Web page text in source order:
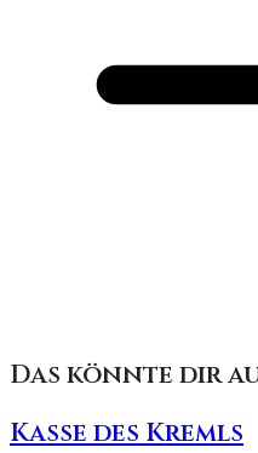
Das könnte dir
Kasse des Kremls